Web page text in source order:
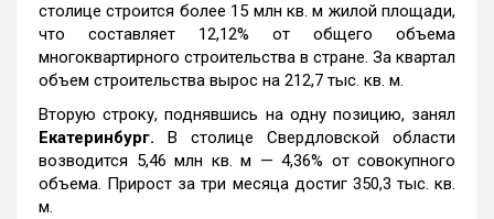
столице строится более 15 млн кв. м жилой площади,
что составляет 12,12% от общего объема
многоквартирного строительства в стране. За квартал
объем строительства вырос на 212,7 тыс. кв. м.
Вторую строку, поднявшись на одну позицию, занял
Екатеринбург.
В столице Свердловской области
возводится 5,46 млн кв. м — 4,36% от совокупного
объема. Прирост за три месяца достиг 350,3 тыс. кв.
м.